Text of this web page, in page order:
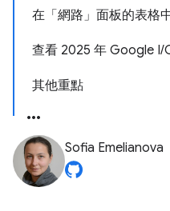
在「網路」面板的表格
查看 2025 年 Google I/
其他重點
Sofia Emelianova